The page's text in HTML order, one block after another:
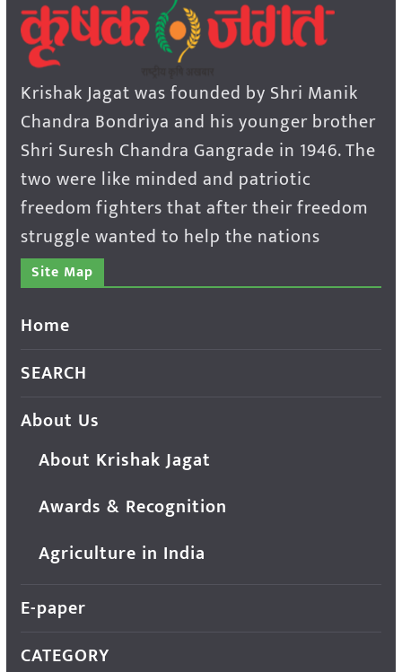
Krishak Jagat was founded by Shri Manik
Chandra Bondriya and his younger brother
Shri Suresh Chandra Gangrade in 1946. The
two were like minded and patriotic
freedom fighters that after their freedom
struggle wanted to help the nations
Site Map
Home
SEARCH
About Us
About Krishak Jagat
Awards & Recognition
Agriculture in India
E-paper
CATEGORY